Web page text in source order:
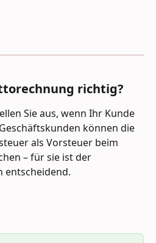
richtig?
Sie aus, wenn Ihr Kunde
können die
als Vorsteuer beim
– für sie ist der
entscheidend.